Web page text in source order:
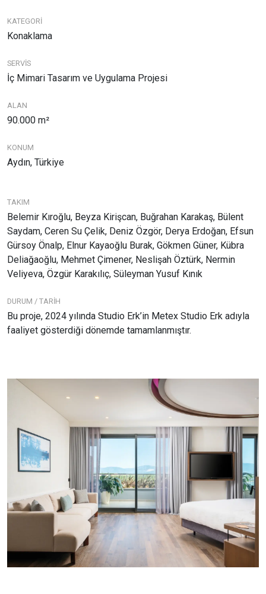
KATEGORİ
Konaklama
SERVİS
İç Mimari Tasarım ve Uygulama Projesi
ALAN
90.000 m²
KONUM
Aydın, Türkiye
TAKIM
Belemir Kıroğlu, Beyza Kirişcan, Buğrahan Karakaş, Bülent
Saydam, Ceren Su Çelik, Deniz Özgör, Derya Erdoğan, Efsun
Gürsoy Önalp, Elnur Kayaoğlu Burak, Gökmen Güner, Kübra
Deliağaoğlu, Mehmet Çimener, Neslişah Öztürk, Nermin
Veliyeva, Özgür Karakılıç, Süleyman Yusuf Kınık
DURUM / TARİH
Bu proje, 2024 yılında Studio Erk’in Metex Studio Erk adıyla
faaliyet gösterdiği dönemde tamamlanmıştır.